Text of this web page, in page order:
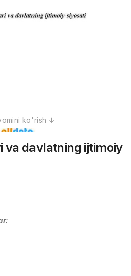
va davlatning ijtimoiy